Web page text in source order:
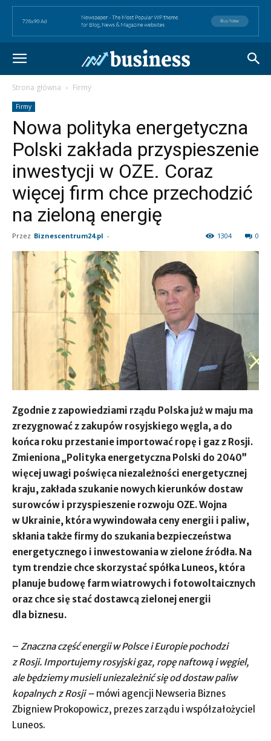
Strona główna Firmy
Firmy
Nowa polityka energetyczna
Polski zakłada przyspieszenie
inwestycji w OZE. Coraz
więcej firm chce przechodzić
na zieloną energię
Przez Biznescentrum24.pl - 0
1304
Zgodnie z zapowiedziami rządu Polska już w maju ma
zrezygnować z zakupów rosyjskiego węgla, a do
końca roku przestanie importować ropę i gaz z Rosji.
Zmieniona „Polityka energetyczna Polski do 2040”
więcej uwagi poświęca niezależności energetycznej
kraju, zakłada szukanie nowych kierunków dostaw
surowców i przyspieszenie rozwoju OZE. Wojna
w Ukrainie, która wywindowała ceny energii i paliw,
skłania także firmy do szukania bezpieczeństwa
energetycznego i inwestowania w zielone źródła. Na
tym trendzie chce skorzystać spółka Luneos, która
planuje budowę farm wiatrowych i fotowoltaicznych
oraz chce się stać dostawcą zielonej energii
dla biznesu.
– Znaczna część energii w Polsce i Europie pochodzi
z Rosji. Importujemy rosyjski gaz, ropę naftową i węgiel,
ale będziemy musieli uniezależnić się od dostaw paliw
kopalnych z Rosji – mówi agencji Newseria Biznes
Zbigniew Prokopowicz, prezes zarządu i współzałożyciel
Luneos.